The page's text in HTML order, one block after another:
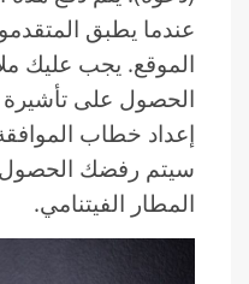
عندما يطبق
الموقع. يجب عليك
الحصول على
إعداد خطاب
سيتم رفضك الحصول
المطار الفيتنامي.